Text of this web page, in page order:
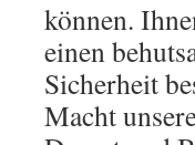
können.
einen
Sicherheit
Macht